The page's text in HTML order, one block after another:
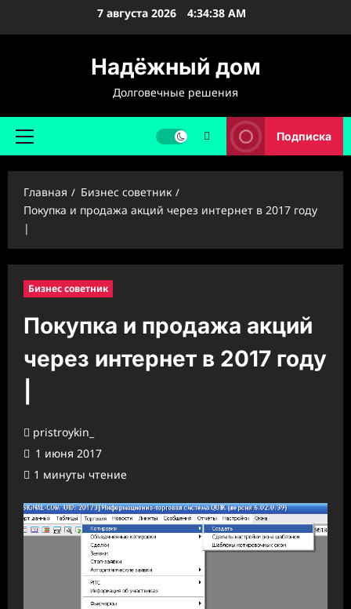
7 августа 2026 4:34:39 AM
Надёжный дом
Долговечные решения
Основное
Подписка
Главная
Бизнес советник
Покупка и продажа акций через интернет в 2017 году
|
Бизнес советник
Покупка и продажа акций
через интернет в 2017 году
pristroykin_
1 июня 2017
1 минуты чтение